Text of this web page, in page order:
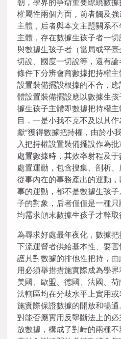
權屬性兩個方面，前者觸及
主體，后者與本文主題關系
主體，存在數據生孩子者一
與數據生孩子者（當局或平
切說、國度一切說等，還有
條件下分辨會商數據把持權
設置裝備擺設根據的不合，
體設置裝備擺設應以數據生
據生孩子主體即數據把持權
目，一是小我不克不及以其
獻”獲得數據把持權，由於小
入把持權設置裝備擺設作為
處置數據時，其效率射程及
處置運動，包含搜集、剖析
從事內在的事務產出的運動
事的運動，都不是數據生孩
子的對象，后者僅僅是一種只
均需求顛末數據生孩子才幹取
為尋求好處最年夜化，數據
下流運營者供給基本性、要
護其對數據的排他性把持，
用必須舉措措施實際成為學界
美國、歐盟、德國、法國、
法轄區均在分歧水平上實用
施實際保證數據的開放和暢
對能否應實用反壟斷法上的
放數據，構成了對峙的兩種